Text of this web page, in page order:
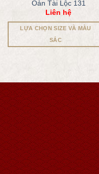
Oản Tài Lộc 131
Liên hệ
LỰA CHỌN SIZE VÀ MÀU
SẮC